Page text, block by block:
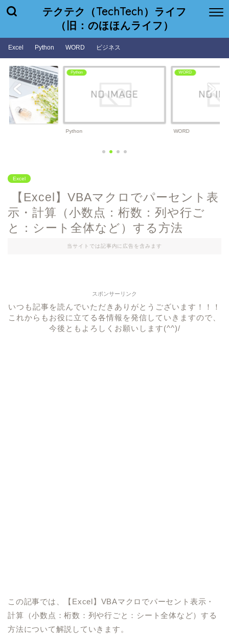
テクテク（TechTech）ライフ
（旧：のほほんライフ）
Excel Python WORD ビジネス
Python
Python
WORD
WORD
Excel
【Excel】VBAマクロでパーセント表
示・計算（小数点：桁数：列や行ご
と：シート全体など）する方法
当サイトでは記事内に広告を含みます
スポンサーリンク
いつも記事を読んでいただきありがとうございます！！！
これからもお役に立てる各情報を発信していきますので、
今後ともよろしくお願いします(^^)/
この記事では、
【Excel】VBAマクロでパーセント表示・
計算（小数点：桁数：列や行ごと：シート全体など）する
方法について解説していきます。